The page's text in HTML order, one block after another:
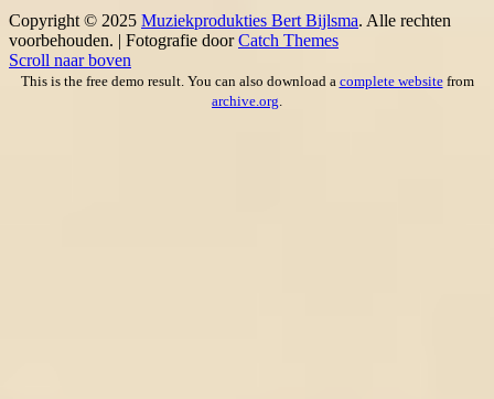
Copyright © 2025 Muziekprodukties Bert Bijlsma. Alle rechten
voorbehouden. | Fotografie doorCatch Themes
Scroll naar boven
This is the free demo result. You can also download a complete websitefrom
archive.org.